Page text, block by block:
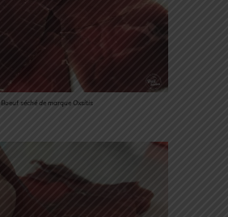
Boeuf séché de marque Oxsitis